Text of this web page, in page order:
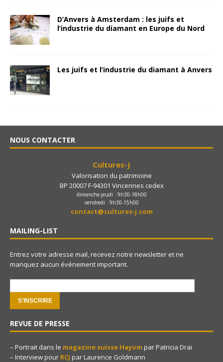
D’Anvers à Amsterdam : les juifs et
l’industrie du diamant en Europe du Nord
Les juifs et l’industrie du diamant à Anvers
NOUS CONTACTER
Cultures-J
Valorisation du patrimoine
BP 20007 F-94301 Vincennes cedex
dimanche-jeudi : 9h30-18h00
vendredi : 9h30-15h00
contact@cultures-j.com
MAILING-LIST
Entrez votre adresse mail, recevez notre newsletter et ne
manquez aucun événement important.
REVUE DE PRESSE
– Portrait dans le magazine suisse Hayom par Patricia Drai
– Interview pour RCJ par Laurence Goldmann